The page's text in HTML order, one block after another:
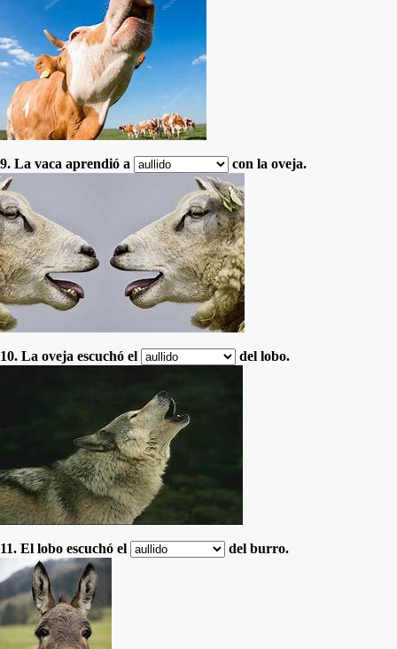
9. La vaca aprendió a con la oveja.
10. La oveja escuchó el del lobo.
11. El lobo escuchó el del burro.